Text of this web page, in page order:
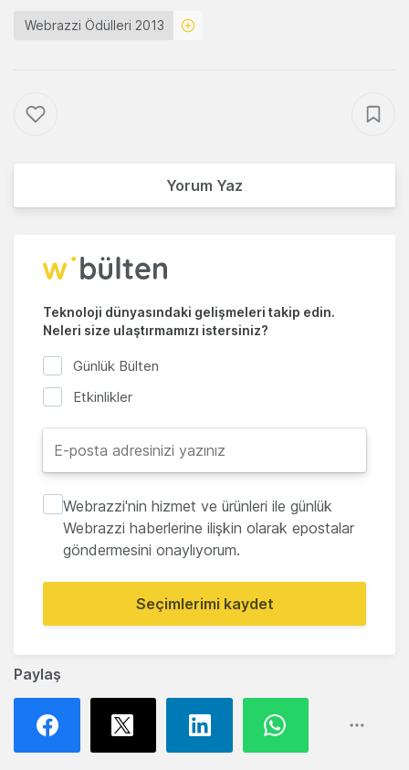
Paylaş
Webrazzi Ödülleri 2013
Yorum Yaz
Teknoloji dünyasındaki gelişmeleri takip edin.
Neleri size ulaştırmamızı istersiniz?
Günlük Bülten
Etkinlikler
Webrazzi'nin hizmet ve ürünleri ile günlük
Webrazzi haberlerine ilişkin olarak epostalar
göndermesini onaylıyorum.
Seçimlerimi kaydet